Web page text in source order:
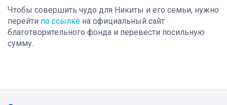
Чтобы совершить чудо для Никиты и его семьи, нужно
перейти по ссылке на официальный сайт
благотворительного фонда и перевести посильную
сумму.